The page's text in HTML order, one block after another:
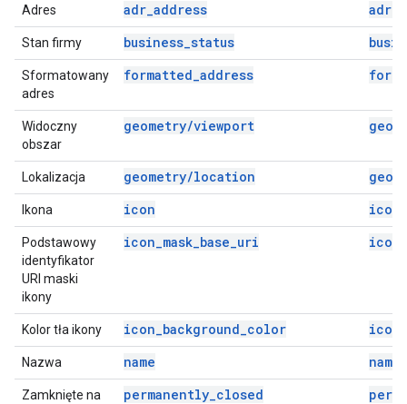
Adres adr_address
Stan firmy business_status
Sformatowany
adres
formatted_address
Widoczny
obszar
geometry/viewport
Lokalizacja geometry/location
Ikona icon icon
Podstawowy
identyfikator
URI maski
ikony
icon_mask_base_uri
Kolor tła ikony icon_background_color
Nazwa name name
Zamknięte na
permanently_closed